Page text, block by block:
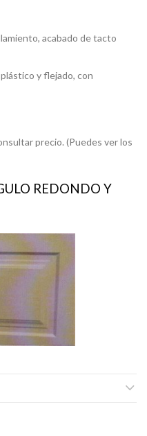
acabado de tacto
y flejado, con
precio. (Puedes ver los
REDONDO Y